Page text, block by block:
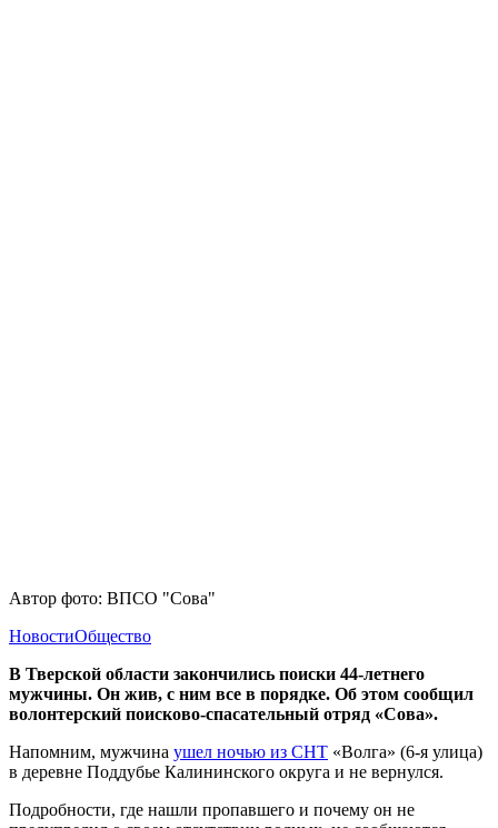
Автор фото: ВПСО "Сова"
НовостиОбщество
В Тверской области закончились поиски 44-летнего
мужчины. Он жив, с ним все в порядке. Об этом сообщил
волонтерский поисково-спасательный отряд «Сова».
Напомним, мужчина ушел ночью из СНТ «Волга» (6-я улица)
в деревне Поддубье Калининского округа и не вернулся.
Подробности, где нашли пропавшего и почему он не